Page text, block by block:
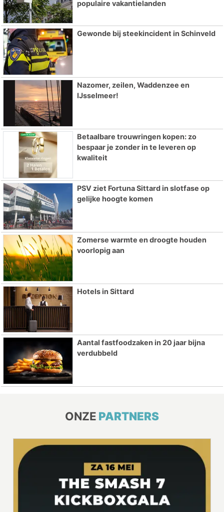
populaire vakantielanden
Gewonde bij steekincident in Schinveld
Nazomer, zeilen, Waddenzee en
IJsselmeer!
Betaalbare trouwringen kopen: zo
bespaar je zonder in te leveren op
kwaliteit
PSV ziet Fortuna Sittard in slotfase op
gelijke hoogte komen
Zomerse warmte en droogte houden
voorlopig aan
Hotels in Sittard
Aantal fastfoodzaken in 20 jaar bijna
verdubbeld
ONZE PARTNERS